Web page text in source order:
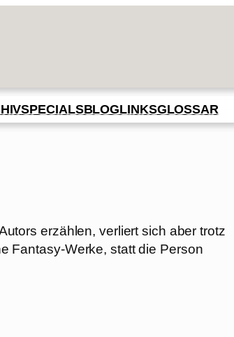
SPECIALSBLOGLINKSGLOSSAR
erzählen, verliert sich aber trotz
Fantasy-Werke, statt die Person